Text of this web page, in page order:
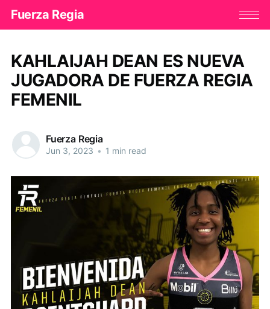
Fuerza Regia
KAHLAIJAH DEAN ES NUEVA
JUGADORA DE FUERZA REGIA
FEMENIL
Fuerza Regia
Jun 3, 2023 • 1 min read